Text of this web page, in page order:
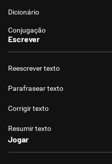
Dicionário
Conjugação
Escrever
Reescrever texto
Parafrasear texto
Corrigir texto
Resumir texto
Jogar